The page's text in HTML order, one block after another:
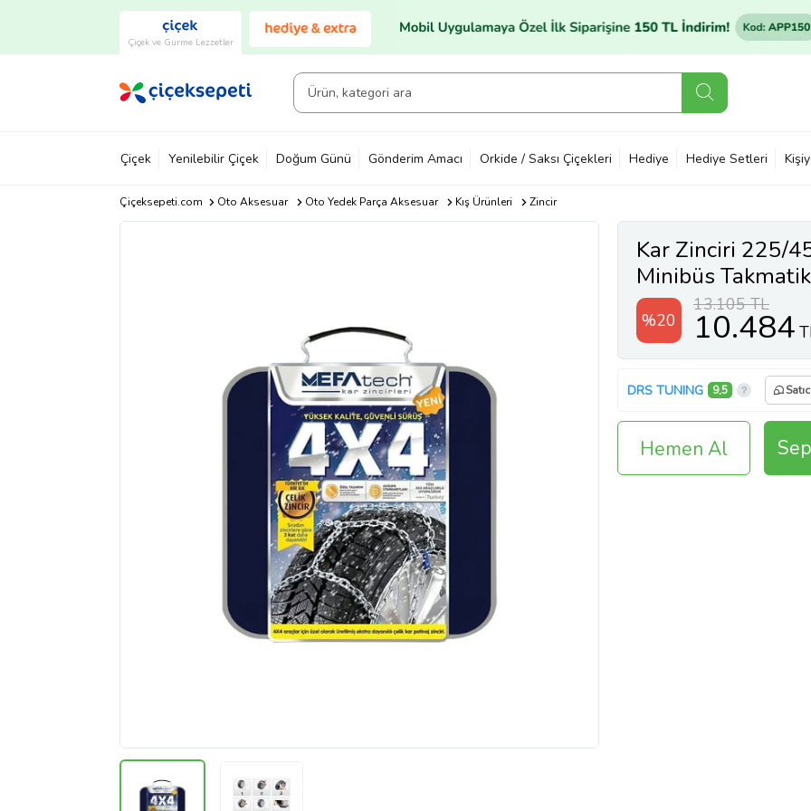
Çiçek ve Gurme Lezzetler
Çiçek Yenilebilir Çiçek Doğum Günü Gönderim Amacı Orkide / Saksı Çiçekleri Hediye Hediye Setleri
Çiçeksepeti.com Oto Aksesuar Oto Yedek Parça Aksesuar Kış Ürünleri Zincir
Kar Zinciri 225/
Minibüs
%20
13.105 TL
10.484
DRS TUNING 9,5
Hemen Al